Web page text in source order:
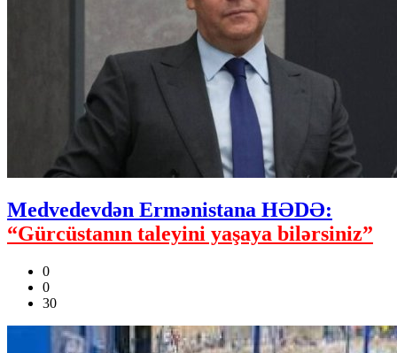
Medvedevdən Ermənistana HƏDƏ:
“Gürcüstanın taleyini yaşaya bilərsiniz”
0
0
30